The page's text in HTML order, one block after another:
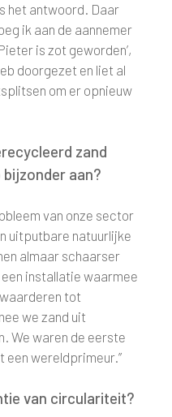
het antwoord. Daar
ik aan de aannemer
is zot geworden’,
doorgezet en liet al
om er opnieuw
zand
aan?
van onze sector
uitputbare natuurlijke
almaar schaarser
installatie waarmee
tot
we zand uit
We waren de eerste
een wereldprimeur.”
van circulariteit?